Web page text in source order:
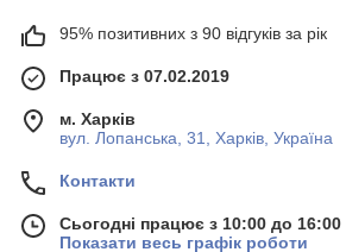
95% позитивних з 90 відгуків за рік
Працює з 07.02.2019
м. Харків
вул. Лопанська, 31, Харків, Україна
Контакти
Сьогодні працює з 10:00 до 16:00
Показати весь графік роботи